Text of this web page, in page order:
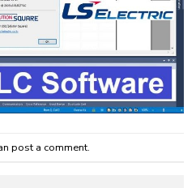
post a comment.